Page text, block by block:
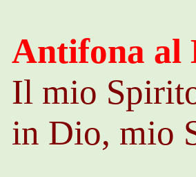
Antifona al
Il mio
in Dio, mio